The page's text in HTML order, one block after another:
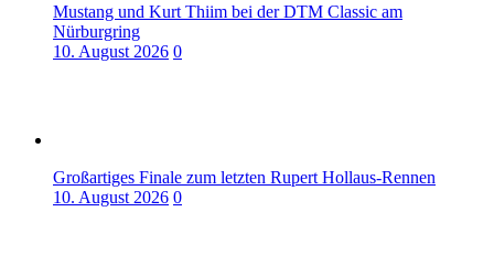
Mustang und Kurt Thiim bei der DTM Classic am
Nürburgring
10. August 2026 0
Großartiges Finale zum letzten Rupert Hollaus-Rennen
10. August 2026 0